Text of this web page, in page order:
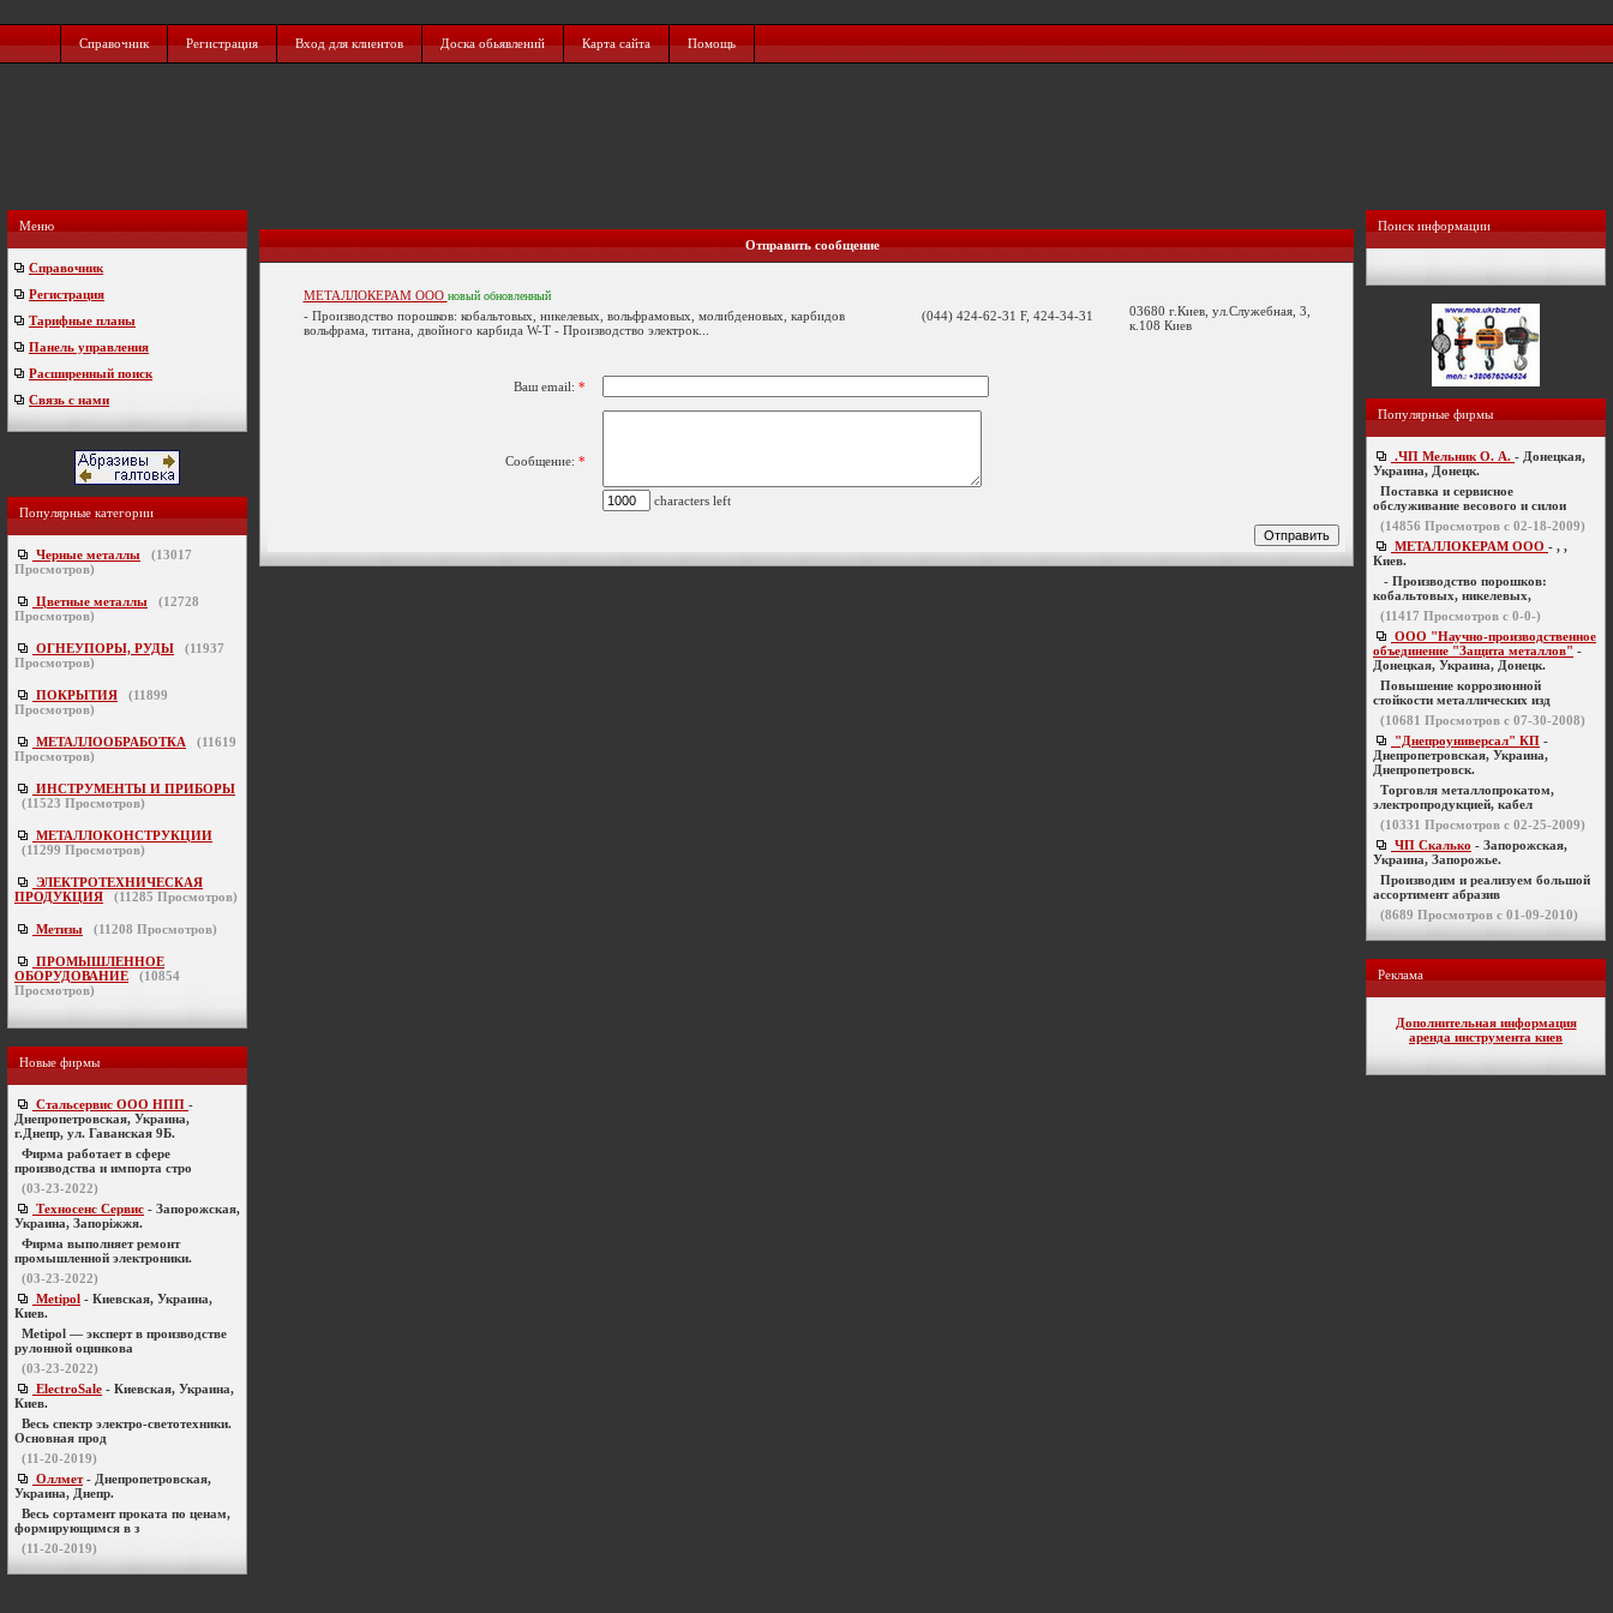
Справочник Регистрация Вход для клиентов Доска обьявлений Карта сайта Помощь
Меню
Справочник
Регистрация
Тарифные планы
Панель управления
Расширенный поиск
Связь с нами
Популярные категории
Черные металлы (13017
Просмотров)
Цветные металлы (12728
Просмотров)
ОГНЕУПОРЫ, РУДЫ (11937
Просмотров)
ПОКРЫТИЯ (11899
Просмотров)
МЕТАЛЛООБРАБОТКА (11619
Просмотров)
ИНСТРУМЕНТЫ И ПРИБОРЫ
(11523 Просмотров)
МЕТАЛЛОКОНСТРУКЦИИ
(11299 Просмотров)
ЭЛЕКТРОТЕХНИЧЕСКАЯ
ПРОДУКЦИЯ
(11285 Просмотров)
Метизы (11208 Просмотров)
ПРОМЫШЛЕННОЕ
ОБОРУДОВАНИЕ
(10854
Просмотров)
Новые фирмы
Стальсервис ООО НПП -
Днепропетровская, Украина,
г.Днепр, ул. Гаванская 9Б.
Фирма работает в сфере
производства и импорта стро
(03-23-2022)
Техносенс Сервис - Запорожская,
Украина, Запоріжжя.
Фирма выполняет ремонт
промышленной электроники.
(03-23-2022)
Metipol - Киевская, Украина,
Киев.
Metipol — эксперт в производстве
рулонной оцинкова
(03-23-2022)
ElectroSale - Киевская, Украина,
Киев.
Весь спектр электро-светотехники.
Основная прод
(11-20-2019)
Оллмет- Днепропетровская,
Украина, Днепр.
Весь сортамент проката по ценам,
формирующимся в з
(11-20-2019)
Отправить сообщение
МЕТАЛЛОКЕРАМ ООО новый обновленный
- Производство порошков: кобальтовых, никелевых, вольфрамовых, молибденовых, карбидов
вольфрама, титана, двойного карбида W-T - Производство электрок...
(044) 424-62-31 F, 424-34-31
03680 г.Киев, ул.Служебная, 3,
к.108 Киев
Ваш email: *
Сообщение: *
characters left
Поиск информации
Популярные фирмы
.ЧП Мельник О. А. - Донецкая,
Украина, Донецк.
Поставка и сервисное
обслуживание весового и силои
(14856 Просмотров с 02-18-2009)
МЕТАЛЛОКЕРАМ ООО - , ,
Киев.
- Производство порошков:
кобальтовых, никелевых,
(11417 Просмотров с 0-0-)
ООО "Научно-производственное
объединение "Защита металлов" -
Донецкая, Украина, Донецк.
Повышение коррозионной
стойкости металлических изд
(10681 Просмотров с 07-30-2008)
"Днепроуниверсал" КП -
Днепропетровская, Украина,
Днепропетровск.
Торговля металлопрокатом,
электропродукцией, кабел
(10331 Просмотров с 02-25-2009)
ЧП Скалько - Запорожская,
Украина, Запорожье.
Производим и реализуем большой
ассортимент абразив
(8689 Просмотров с 01-09-2010)
Реклама
Дополнительная информация
аренда инструмента киев